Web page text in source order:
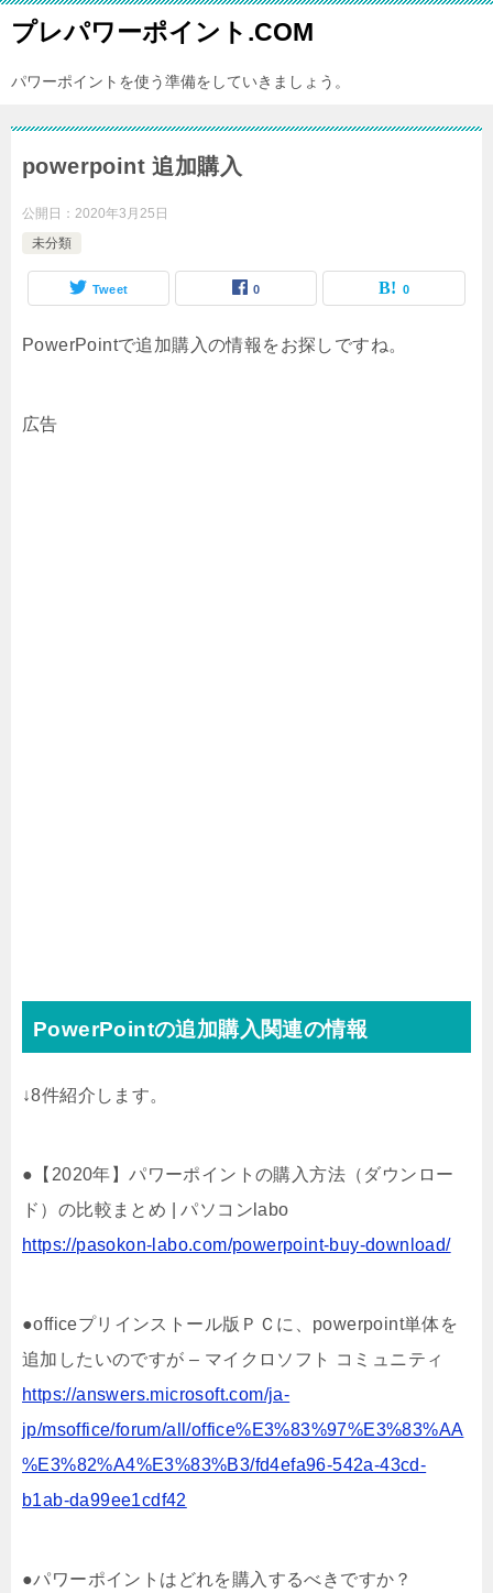
プレパワーポイント.COM
パワーポイントを使う準備をしていきましょう。
powerpoint 追加購入
公開日： 2020年3月25日
未分類
Tweet 0 0
PowerPointで追加購入の情報をお探しですね。
広告
PowerPointの追加購入関連の情報
↓8件紹介します。
●【2020年】パワーポイントの購入方法（ダウンロー
ド）の比較まとめ | パソコンlabo
https://pasokon-labo.com/powerpoint-buy-download/
●officeプリインストール版ＰＣに、powerpoint単体を
追加したいのですが – マイクロソフト コミュニティ
https://answers.microsoft.com/ja-
jp/msoffice/forum/all/office%E3%83%97%E3%83%AA
%E3%82%A4%E3%83%B3/fd4efa96-542a-43cd-
b1ab-da99ee1cdf42
●パワーポイントはどれを購入するべきですか？